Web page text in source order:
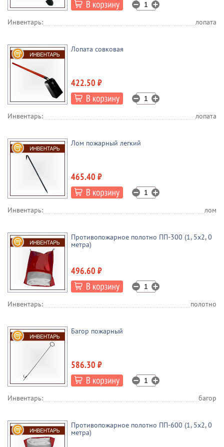
Инвентарь: лопата
Лопата совковая
422.50 ₽
Инвентарь: лопата
Лом пожарный легкий
465.40 ₽
Инвентарь: лом
Противопожарное полотно ПП-300 (1, 5х2, 0
метра)
496.60 ₽
Инвентарь: полотно
Багор пожарный
586.30 ₽
Инвентарь: багор
Противопожарное полотно ПП-600 (1, 5х2, 0
метра)